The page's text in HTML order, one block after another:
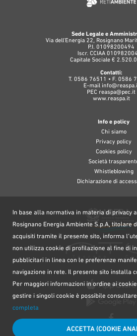
Sede Legale e
Via dell'Energia 22, Rosignano
P.I. 01098200494
Iscr. CCIAA
Capitale Sociale €
Contatti:
T. 0586 76511 • F. 0586
E-mail
PEC reaspa@pec.it
www.reaspa.it
Info e policy
Chi siamo
Privacy policy
Cookies policy
Società
Whistleblowing
Dichiarazione di
In base alla normativa in materia di privacy
Rosignano Energia Ambiente S.p.A, titolare
acquisiti tramite il presente sito, informa
non utilizza cookie di profilazione al fine di
pubblicitari in linea con le preferenze
navigazione in rete. Il presente sito installa
Per maggiori informazioni in ordine ai
gestire i singoli cookie è possibile consultare
completa
ACCETTA (COOKIE